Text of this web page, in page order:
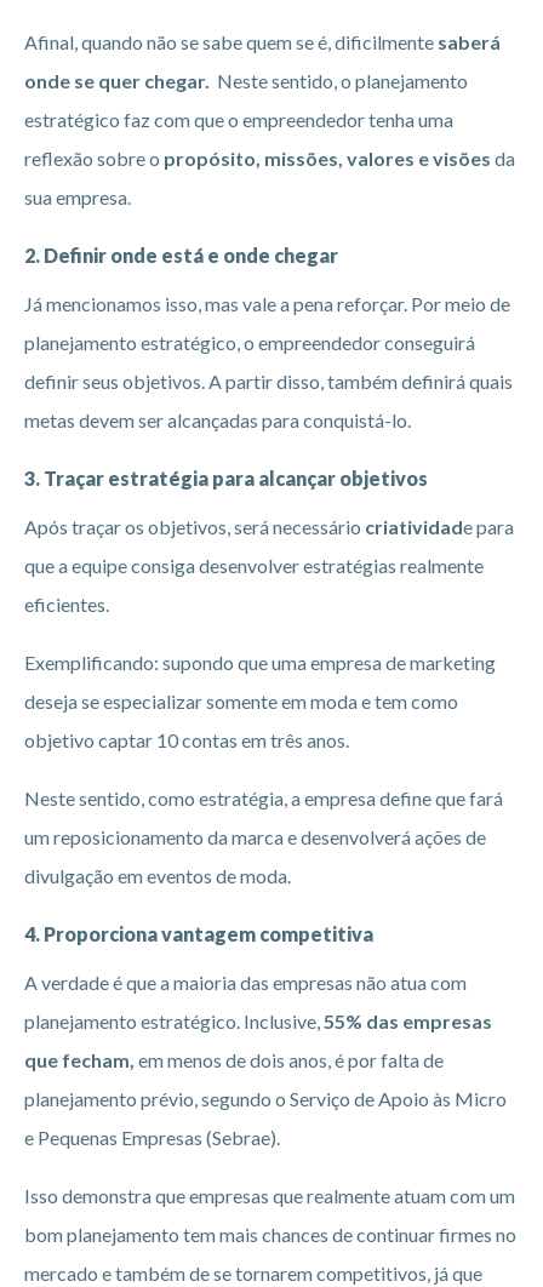
Afinal, quando não se sabe quem se é, dificilmente saberá
onde se quer chegar. Neste sentido, o planejamento
estratégico faz com que o empreendedor tenha uma
reflexão sobre o propósito, missões, valores e visões da
sua empresa.
2. Definir onde está e onde chegar
Já mencionamos isso, mas vale a pena reforçar. Por meio de
planejamento estratégico, o empreendedor conseguirá
definir seus objetivos. A partir disso, também definirá quais
metas devem ser alcançadas para conquistá-lo.
3. Traçar estratégia para alcançar objetivos
Após traçar os objetivos, será necessário criatividade para
que a equipe consiga desenvolver estratégias realmente
eficientes.
Exemplificando: supondo que uma empresa de marketing
deseja se especializar somente em moda e tem como
objetivo captar 10 contas em três anos.
Neste sentido, como estratégia, a empresa define que fará
um reposicionamento da marca e desenvolverá ações de
divulgação em eventos de moda.
4. Proporciona vantagem competitiva
A verdade é que a maioria das empresas não atua com
planejamento estratégico. Inclusive,55% das empresas
que fecham, em menos de dois anos, é por falta de
planejamento prévio, segundo o Serviço de Apoio às Micro
e Pequenas Empresas (Sebrae).
Isso demonstra que empresas que realmente atuam com um
bom planejamento tem mais chances de continuar firmes no
mercado e também de se tornarem competitivos, já que